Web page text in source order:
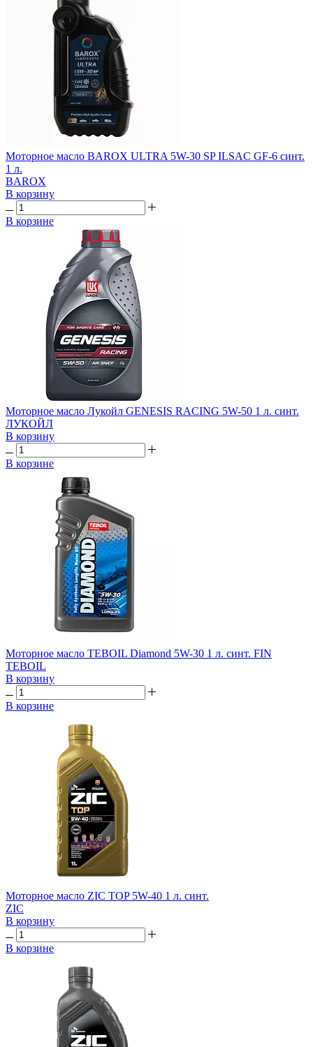
Моторное масло BAROX ULTRA 5W-30 SP ILSAC GF-6 синт.
1 л.
BAROX
В корзину
В корзине
Моторное масло Лукойл GENESIS RACING 5W-50 1 л. синт.
ЛУКОЙЛ
В корзину
В корзине
Моторное масло TEBOIL Diamond 5W-30 1 л. синт. FIN
TEBOIL
В корзину
В корзине
Моторное масло ZIC TOP 5W-40 1 л. синт.
ZIC
В корзину
В корзине